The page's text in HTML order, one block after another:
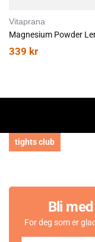
Vitaprana
Magnesium Powder
339 kr
tights club
Bli
For deg som er